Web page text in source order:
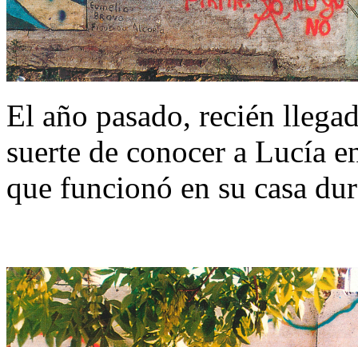
El año pasado, recién
suerte de conocer a Lucía
que funcionó en su casa